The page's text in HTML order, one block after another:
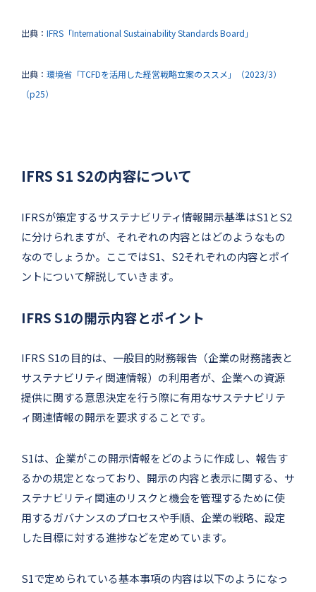
出典： IFRS「International Sustainability Standards Board」
出典： 環境省「TCFDを活用した経営戦略立案のススメ」（2023/3）
（p25）
IFRS S1 S2の内容について
IFRSが策定するサステナビリティ情報開示基準はS1とS2
に分けられますが、それぞれの内容とはどのようなもの
なのでしょうか。ここではS1、S2それぞれの内容とポイ
ントについて解説していきます。
IFRS S1の開示内容とポイント
IFRS S1の目的は、一般目的財務報告（企業の財務諸表と
サステナビリティ関連情報）の利用者が、企業への資源
提供に関する意思決定を行う際に有用なサステナビリテ
ィ関連情報の開示を要求することです。
S1は、企業がこの開示情報をどのように作成し、報告す
るかの規定となっており、開示の内容と表示に関する、サ
ステナビリティ関連のリスクと機会を管理するために使
用するガバナンスのプロセスや手順、企業の戦略、設定
した目標に対する進捗などを定めています。
S1で定められている基本事項の内容は以下のようになっ